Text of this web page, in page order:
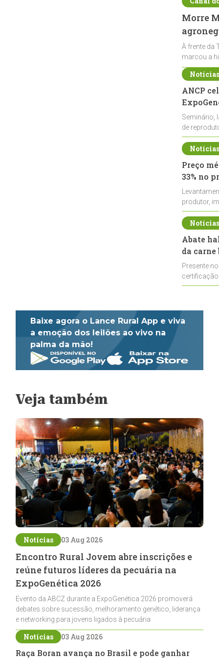
Morre
À frente da
marcou a
ANCP
Seminário,
de
durante a
Preço
33% no
produtor,
de leite cru
Abate
da
Presente
Baixe agora o Lance Rural App e viva
a emoção dos leilões ao vivo na
palma da mão!
Veja também
Notícias 03 Aug 2026
Encontro Rural Jovem abre inscrições e
reúne futuros líderes da pecuária na
ExpoGenética 2026
Evento da ABCZ durante a ExpoGenética 2026 promoverá
debates sobre sucessão, melhoramento genético, liderança
e networking para jovens ligados à pecuária
Notícias 03 Aug 2026
Raça Boran avança no Brasil e pode ganhar